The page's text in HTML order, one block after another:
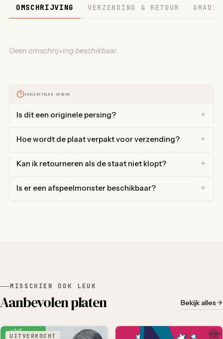
OMSCHRIJVING VERZENDING & RETOUR
Geen omschrijving beschikbaar.
VEELGESTELDE VRAGEN
Is dit een originele persing?
Hoe wordt de plaat verpakt voor verzending?
Kan ik retourneren als de staat niet klopt?
Is er een afspeelmonster beschikbaar?
MISSCHIEN OOK LEUK
Aanbevolen platen Bekijk alles
UITVERKOCHT